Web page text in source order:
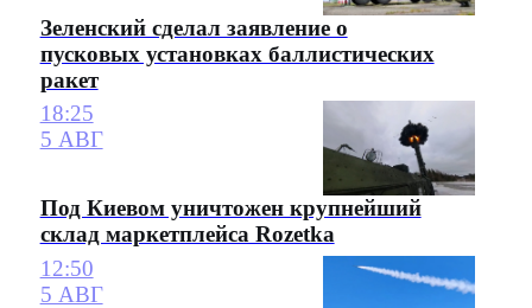
Зеленский сделал заявление о
пусковых установках баллистических
ракет
18:25
5 АВГ
Под Киевом уничтожен крупнейший
склад маркетплейса Rozetka
12:50
5 АВГ